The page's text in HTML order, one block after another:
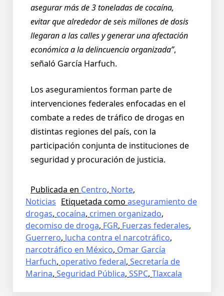
asegurar más de 3 toneladas de cocaína,
evitar que alrededor de seis millones de dosis
llegaran a las calles y generar una afectación
económica a la delincuencia organizada”,
señaló García Harfuch.
Los aseguramientos forman parte de
intervenciones federales enfocadas en el
combate a redes de tráfico de drogas en
distintas regiones del país, con la
participación conjunta de instituciones de
seguridad y procuración de justicia.
Publicada en Centro, Norte,
Noticias Etiquetada como aseguramiento de
drogas, cocaína, crimen organizado,
decomiso de droga, FGR, Fuerzas federales,
Guerrero, lucha contra el narcotráfico,
narcotráfico en México, Omar García
Harfuch, operativo federal, Secretaría de
Marina, Seguridad Pública, SSPC, Tlaxcala